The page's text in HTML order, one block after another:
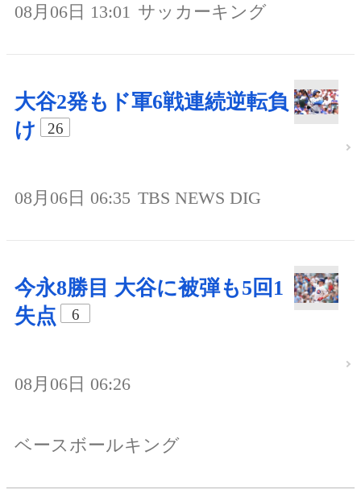
08月06日 13:01 サッカーキング
大谷2発もド軍6戦連続逆転負
け
26
08月06日 06:35 TBS NEWS DIG
今永8勝目 大谷に被弾も5回1
失点
6
08月06日 06:26
ベースボールキング